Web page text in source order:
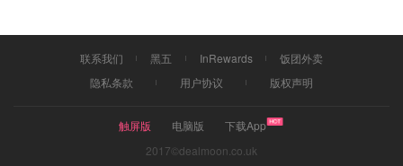
联系我们 黑五 InRewards
饭团外卖
隐私条款
用户协议 版权声明
触屏版 电脑版
下载App
2017©dealmoon.co.uk